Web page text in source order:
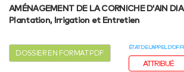
AMÉNAGEMENT DE LA CORNICHE D’AIN
Plantation, Irrigation et Entretien
DOSSIER EN FORMAT PDF
ÉTAT DE L’APPEL
ATTRIBUÉ